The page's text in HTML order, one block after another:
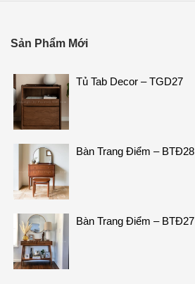
Sản Phẩm Mới
Tủ Tab Decor – TGD27
Bàn Trang Điểm – BTĐ28
Bàn Trang Điểm – BTĐ27